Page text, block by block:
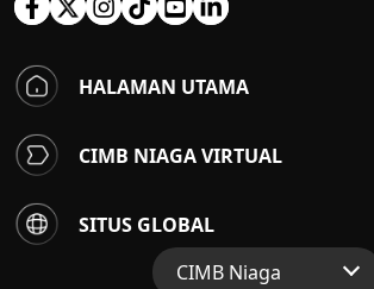
HALAMAN UTAMA
CIMB NIAGA VIRTUAL
SITUS GLOBAL
CIMB Niaga